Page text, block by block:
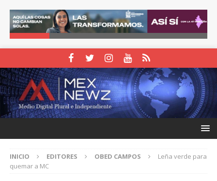
INICIO EDITORES OBED CAMPOS
Leña verde para
quemar a MC